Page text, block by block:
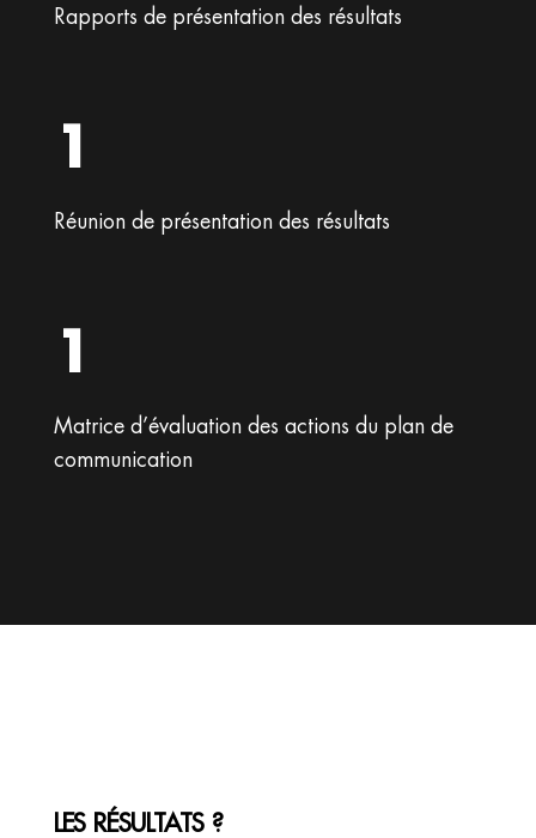
Rapports de présentation des résultats
1
Réunion de présentation des résultats
1
Matrice d’évaluation des actions du plan de
communication
LES RÉSULTATS ?